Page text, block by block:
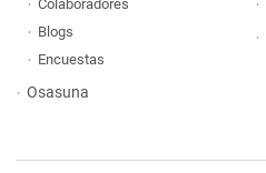
Colaboradores
Blogs
Encuestas
Osasuna